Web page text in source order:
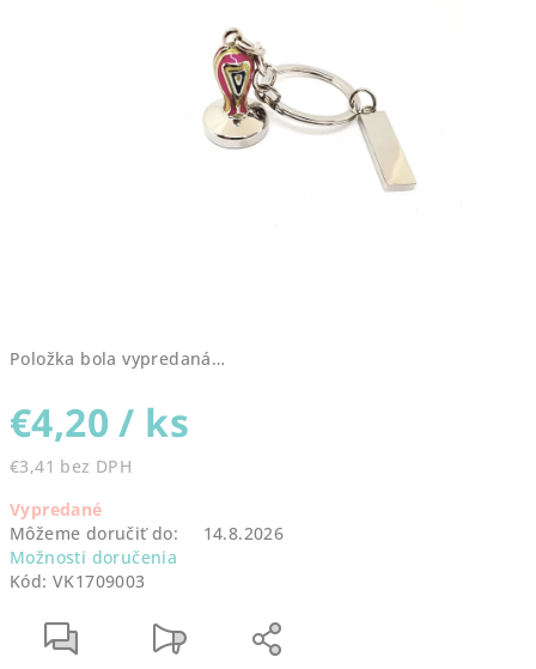
Položka bola vypredaná…
€4,20/ ks
€3,41 bez DPH
cena:
Vypredané
Môžeme doručiť do:
14.8.2026
Možnosti doručenia
Kód: VK1709003